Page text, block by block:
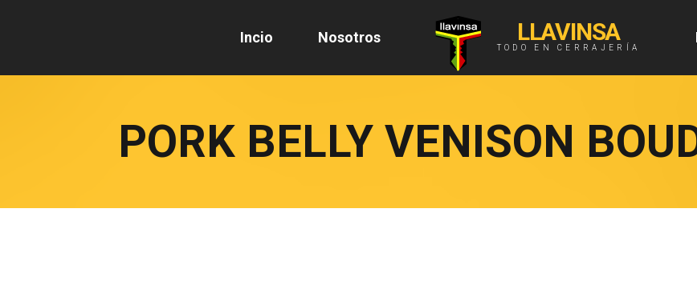
LLAVINSA
TODO EN CERRAJERÍA
Incio Nosotros
PORK BELLY VENISON